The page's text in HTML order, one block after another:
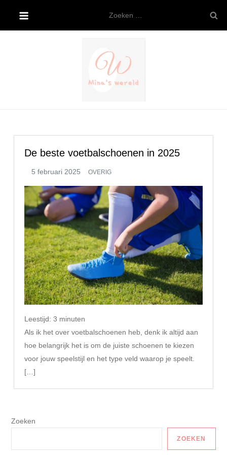
de
naar:
De beste voetbalschoenen in 2025
OVERIG
Leestijd: 3 minuten
Als ik het over voetbalschoenen heb, denk ik altijd aan
hoe belangrijk het is om de juiste schoenen te kiezen
voor jouw speelstijl en het type veld waarop je speelt.
[…]
Zoeken
ZOEKEN